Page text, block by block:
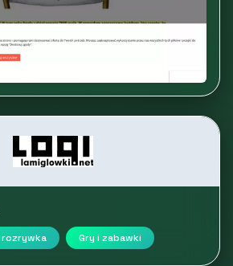
rozrywka Gry i zabawki